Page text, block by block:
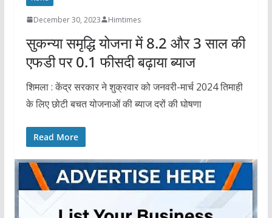
December 30, 2023 Himtimes
सुकन्या समृद्धि योजना में 8.2 और 3 साल की
एफडी पर 0.1 फीसदी बढ़ाया ब्याज
शिमला : केंद्र सरकार ने शुक्रवार को जनवरी-मार्च 2024 तिमाही
के लिए छोटी बचत योजनाओं की ब्याज दरों की घोषणा
Read More